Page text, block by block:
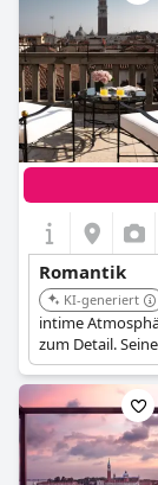
Romantik
KI-generiert
intime
zum Detail.
einen